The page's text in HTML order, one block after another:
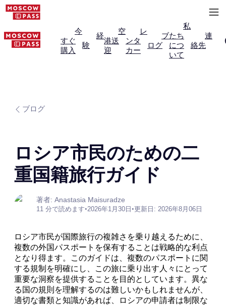
今
すぐ
購入
経
験
空
港送
迎
レ
ンタ
カー
ブ
ログ
私
たち
につ
いて
連
絡先
ブログ
ロシア市民のための二
重国籍旅行ガイド
著者: Anastasia Maisuradze
11 分で読めます•2026年1月30日 •更新日: 2026年8月06日
ロシア市民が国際旅行の複雑さを乗り越えるために、
複数の外国パスポートを保有することは戦略的な利点
となり得ます。このガイドは、複数のパスポートに関
する規制を明確にし、この旅に乗り出す人々にとって
重要な洞察を提供することを目的としています。異な
る国の規則を理解するのは難しいかもしれませんが、
適切な書類と知識があれば、ロシアの申請者は制限な